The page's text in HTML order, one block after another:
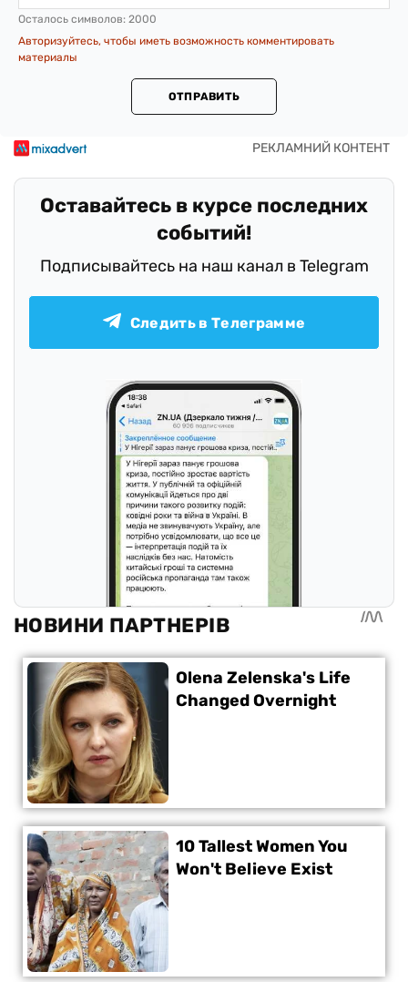
Осталось символов: 2000
Авторизуйтесь, чтобы иметь возможность комментировать
материалы
ОТПРАВИТЬ
Оставайтесь в курсе последних
событий!
Подписывайтесь на наш канал в Telegram
Следить в Телеграмме